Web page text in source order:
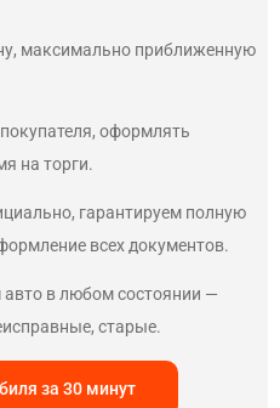
максимально приближенную
оформлять
на торги.
гарантируем полную
всех документов.
в любом состоянии —
старые.
за 30 минут